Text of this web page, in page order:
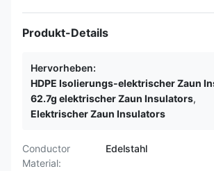
Produkt-Details
Hervorheben:
HDPE Isolierungs-elektrischer Zaun
62.7g elektrischer Zaun Insulators,
Elektrischer Zaun Insulators
Conductor
Material:
Edelstahl